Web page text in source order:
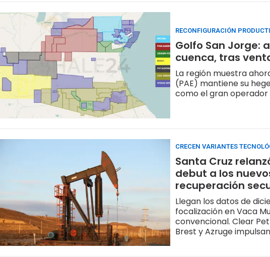
RECONFIGURACIÓN
Golfo San Jorge:
cuenca, tras
La región muestra
(PAE) mantiene su
como el gran
CRECEN VARIANTES
Santa Cruz
debut a los
recuperación
Llegan los datos de
focalización en Vaca
convencional. Clear
Brest y Azruge